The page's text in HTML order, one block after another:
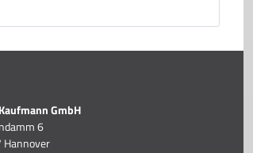
GmbH
6
Hannover